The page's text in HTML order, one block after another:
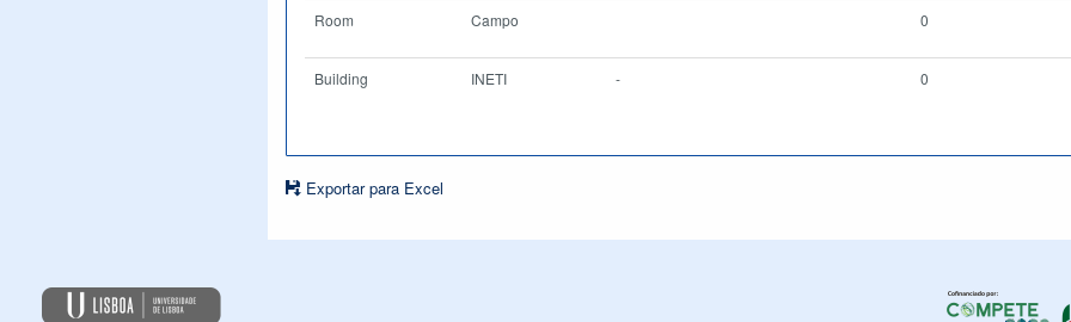
Room Campo 0
Building INETI - 0
Exportar para Excel